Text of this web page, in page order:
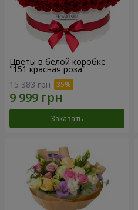
Цветы в белой коробке
"151 красная роза"
15 383 грн
Заказать